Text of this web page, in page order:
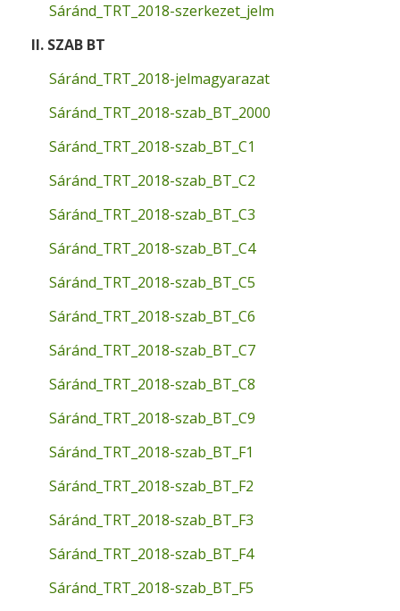
Sáránd_TRT_2018-szerkezet_jelm
II. SZAB BT
Sáránd_TRT_2018-jelmagyarazat
Sáránd_TRT_2018-szab_BT_2000
Sáránd_TRT_2018-szab_BT_C1
Sáránd_TRT_2018-szab_BT_C2
Sáránd_TRT_2018-szab_BT_C3
Sáránd_TRT_2018-szab_BT_C4
Sáránd_TRT_2018-szab_BT_C5
Sáránd_TRT_2018-szab_BT_C6
Sáránd_TRT_2018-szab_BT_C7
Sáránd_TRT_2018-szab_BT_C8
Sáránd_TRT_2018-szab_BT_C9
Sáránd_TRT_2018-szab_BT_F1
Sáránd_TRT_2018-szab_BT_F2
Sáránd_TRT_2018-szab_BT_F3
Sáránd_TRT_2018-szab_BT_F4
Sáránd_TRT_2018-szab_BT_F5